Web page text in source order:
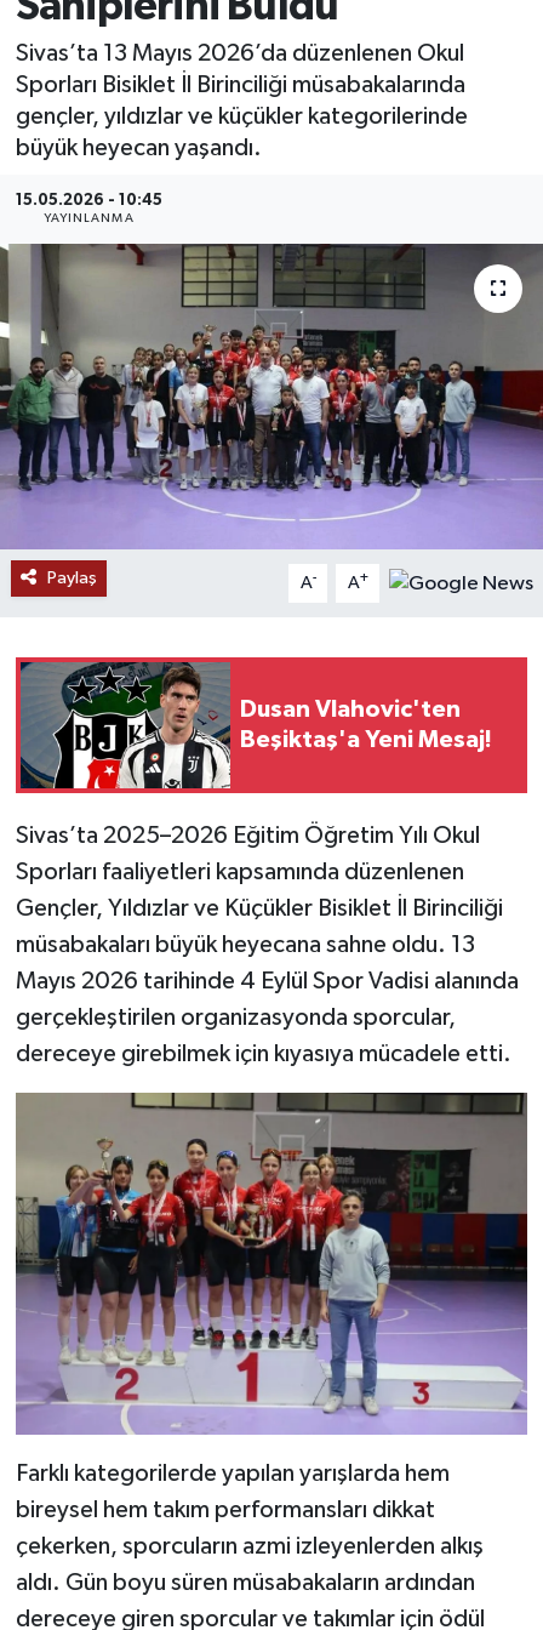
Sivas’ta 13 Mayıs 2026’da düzenlenen Okul
Sporları Bisiklet İl Birinciliği müsabakalarında
gençler, yıldızlar ve küçükler kategorilerinde
büyük heyecan yaşandı.
15.05.2026 - 10:45
YAYINLANMA
Paylaş A- A+
Dusan Vlahovic'ten
Beşiktaş'a Yeni Mesaj!
Sivas’ta 2025–2026 Eğitim Öğretim Yılı Okul
Sporları faaliyetleri kapsamında düzenlenen
Gençler, Yıldızlar ve Küçükler Bisiklet İl Birinciliği
müsabakaları büyük heyecana sahne oldu. 13
Mayıs 2026 tarihinde 4 Eylül Spor Vadisi alanında
gerçekleştirilen organizasyonda sporcular,
dereceye girebilmek için kıyasıya mücadele etti.
Farklı kategorilerde yapılan yarışlarda hem
bireysel hem takım performansları dikkat
çekerken, sporcuların azmi izleyenlerden alkış
aldı. Gün boyu süren müsabakaların ardından
dereceye giren sporcular ve takımlar için ödül
MAGAZİN
ÖZEL HABER
RESMİ İLANLAR
SAĞLIK
SİYASET
SOSYAL YARDIMLAR
SPONSORLU YAZI
SPOR
YAŞAM